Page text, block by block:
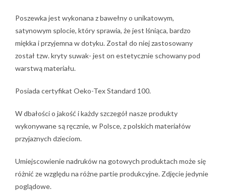
Poszewka jest wykonana z bawełny o unikatowym,
satynowym splocie, który sprawia, że jest lśniąca, bardzo
miękka i przyjemna w dotyku. Został do niej zastosowany
został tzw. kryty suwak- jest on estetycznie schowany pod
warstwą materiału.
Posiada certyfikat Oeko-Tex Standard 100.
W dbałości o jakość i każdy szczegół nasze produkty
wykonywane są ręcznie, w Polsce, z polskich materiałów
przyjaznych dzieciom.
Umiejscowienie nadruków na gotowych produktach może się
różnić ze względu na różne partie produkcyjne. Zdjęcie jedynie
poglądowe.